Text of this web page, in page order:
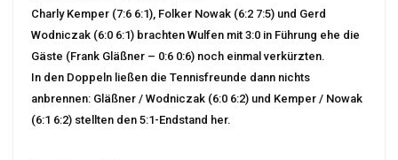
Charly Kemper (7:6 6:1), Folker Nowak (6:2 7:5) und Gerd
Wodniczak (6:0 6:1) brachten Wulfen mit 3:0 in Führung ehe die
Gäste (Frank Gläßner – 0:6 0:6) noch einmal verkürzten.
In den Doppeln ließen die Tennisfreunde dann nichts
anbrennen: Gläßner / Wodniczak (6:0 6:2) und Kemper / Nowak
(6:1 6:2) stellten den 5:1-Endstand her.